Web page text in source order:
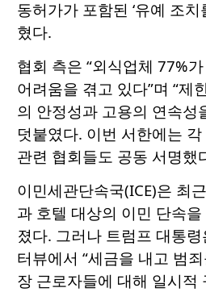
동허가가 포함된 ‘유예 조
혔다.
협회 측은 “외식업체 77%
어려움을 겪고 있다”며 “제
의 안정성과 고용의 연속성
덧붙였다. 이번 서한에는 각
관련 협회들도 공동 서명했
이민세관단속국(ICE)은 최
과 호텔 대상의 이민 단속
졌다. 그러나 트럼프 대통
터뷰에서 “세금을 내고 범
장 근로자들에 대해 일시적